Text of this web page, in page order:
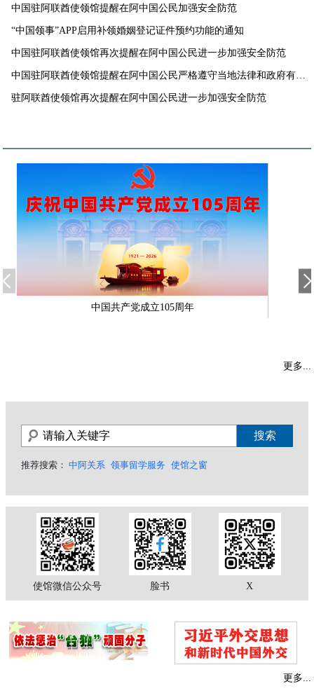
中国驻阿联酋使领馆提醒在阿中国公民加强安全防范
“中国领事”APP启用补领婚姻登记证件预约功能的通知
中国驻阿联酋使领馆再次提醒在阿中国公民进一步加强安全防范
中国驻阿联酋使领馆提醒在阿中国公民严格遵守当地法律和政府有关
要求
驻阿联酋使领馆再次提醒在阿中国公民进一步加强安全防范
中国共产党成立105周年
更多...
推荐搜索： 中阿关系 领事留学服务 使馆之窗
使馆微信公众号 脸书 X
更多...